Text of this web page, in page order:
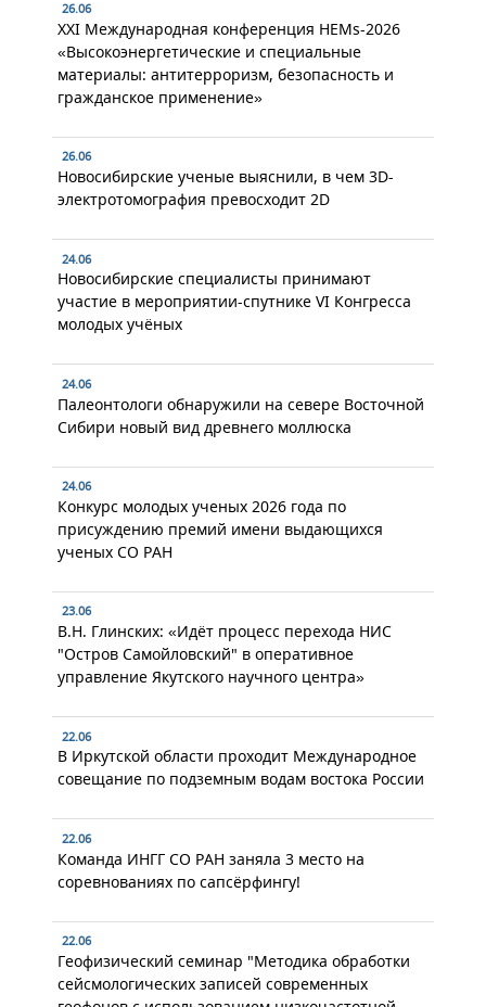
26.06
XXI Международная конференция HEMs-2026
«Высокоэнергетические и специальные
материалы: антитерроризм, безопасность и
гражданское применение»
26.06
Новосибирские ученые выяснили, в чем 3D-
электротомография превосходит 2D
24.06
Новосибирские специалисты принимают
участие в мероприятии-спутнике VI Конгресса
молодых учёных
24.06
Палеонтологи обнаружили на севере Восточной
Сибири новый вид древнего моллюска
24.06
Конкурс молодых ученых 2026 года по
присуждению премий имени выдающихся
ученых СО РАН
23.06
В.Н. Глинских: «Идёт процесс перехода НИС
"Остров Самойловский" в оперативное
управление Якутского научного центра»
22.06
В Иркутской области проходит Международное
совещание по подземным водам востока России
22.06
Команда ИНГГ СО РАН заняла 3 место на
соревнованиях по сапсёрфингу!
22.06
Геофизический семинар "Методика обработки
сейсмологических записей современных